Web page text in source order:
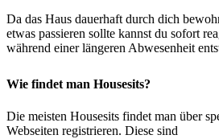
Da das Haus dauerhaft durch dich
etwas passieren sollte kannst du sofort
während einer längeren Abwesenheit
Wie findet man Housesits?
Die meisten Housesits findet man über
Webseiten registrieren. Diese sind